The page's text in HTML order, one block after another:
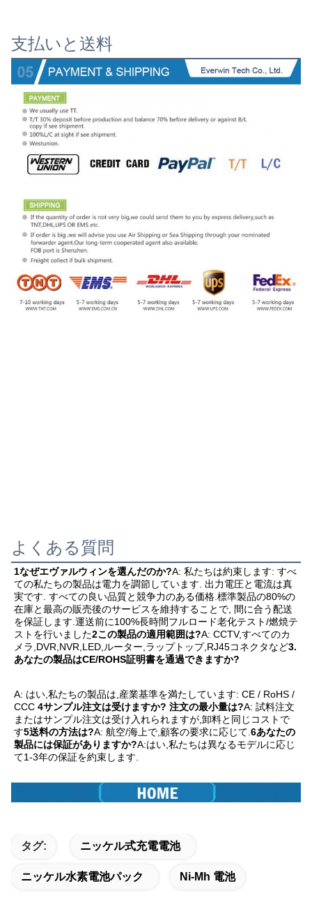
支払いと送料
よくある質問
1なぜエヴァルウィンを選んだのか?A: 私たちは約束します: すべ
ての私たちの製品は電力を調節しています. 出力電圧と電流は真
実です. すべての良い品質と競争力のある価格.標準製品の80%の
在庫と最高の販売後のサービスを維持することで, 間に合う配送
を保証します.運送前に100%長時間フルロード老化テスト/燃焼テ
ストを行いました2この製品の適用範囲は?A: CCTV,すべてのカ
メラ,DVR,NVR,LED,ルーター,ラップトップ,RJ45コネクタなど3.
あなたの製品はCE/ROHS証明書を通過できますか?
A: はい,私たちの製品は,産業基準を満たしています: CE / RoHS /
CCC 4サンプル注文は受けますか? 注文の最小量は?A: 試料注文
またはサンプル注文は受け入れられますが,卸料と同じコストで
す5送料の方法は?A: 航空/海上で,顧客の要求に応じて. 6あなたの
製品には保証がありますか?A:はい,私たちは異なるモデルに応じ
て1-3年の保証を約束します.
タグ: ニッケル式充電電池
ニッケル水素電池パック Ni-Mh 電池